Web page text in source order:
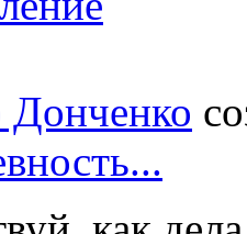
Донченко